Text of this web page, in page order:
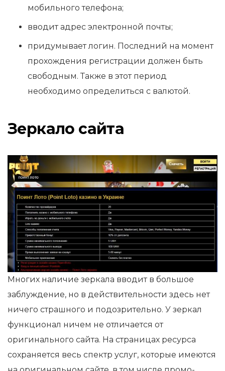
мобильного телефона;
вводит адрес электронной почты;
придумывает логин. Последний на момент
прохождения регистрации должен быть
свободным. Также в этот период
необходимо определиться с валютой.
Зеркало сайта
Многих наличие зеркала вводит в большое
заблуждение, но в действительности здесь нет
ничего страшного и подозрительно. У зеркал
функционал ничем не отличается от
оригинального сайта. На страницах ресурса
сохраняется весь спектр услуг, которые имеются